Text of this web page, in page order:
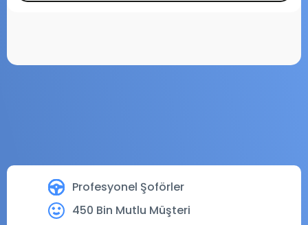
Profesyonel Şoförler
450 Bin Mutlu Müşteri